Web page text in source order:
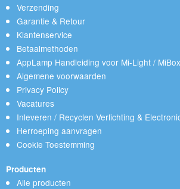
Verzending
Garantie & Retour
Klantenservice
Betaalmethoden
AppLamp Handleiding voor Mi-Light /
Algemene voorwaarden
Privacy Policy
Vacatures
Inleveren / Recyclen Verlichting &
Herroeping aanvragen
Cookie Toestemming
Producten
Alle producten